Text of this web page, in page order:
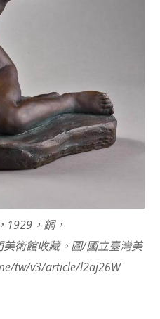
1929，銅，
術館收藏。圖/國立臺灣美
tw/v3/article/l2aj26W